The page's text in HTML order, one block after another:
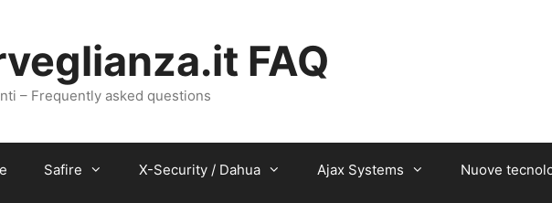
FAQ
– Frequently asked questions
Safire X-Security / Dahua Ajax Systems Nuove